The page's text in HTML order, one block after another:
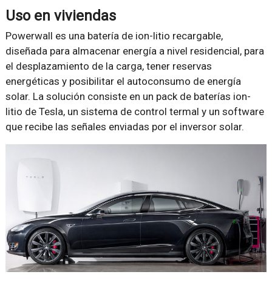
Uso en viviendas
Powerwall es una batería de ion-litio recargable,
diseñada para almacenar energía a nivel residencial, para
el desplazamiento de la carga, tener reservas
energéticas y posibilitar el autoconsumo de energía
solar. La solución consiste en un pack de baterías ion-
litio de Tesla, un sistema de control termal y un software
que recibe las señales enviadas por el inversor solar.